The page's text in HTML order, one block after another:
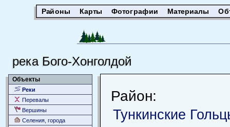
Районы Карты Фотографии Материалы
река Бого-Хонголдой
Объекты
Реки
Перевалы
Вершины
Селения, города
Район:
Тункинские